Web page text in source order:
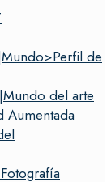
de
del arte
Aumentada